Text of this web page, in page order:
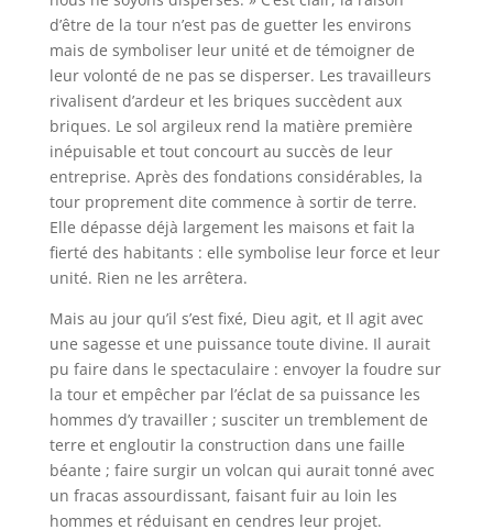
d’être de la tour n’est pas de guetter les environs
mais de symboliser leur unité et de témoigner de
leur volonté de ne pas se disperser. Les travailleurs
rivalisent d’ardeur et les briques succèdent aux
briques. Le sol argileux rend la matière première
inépuisable et tout concourt au succès de leur
entreprise. Après des fondations considérables, la
tour proprement dite commence à sortir de terre.
Elle dépasse déjà largement les maisons et fait la
fierté des habitants : elle symbolise leur force et leur
unité. Rien ne les arrêtera.
Mais au jour qu’il s’est fixé, Dieu agit, et Il agit avec
une sagesse et une puissance toute divine. Il aurait
pu faire dans le spectaculaire : envoyer la foudre sur
la tour et empêcher par l’éclat de sa puissance les
hommes d’y travailler ; susciter un tremblement de
terre et engloutir la construction dans une faille
béante ; faire surgir un volcan qui aurait tonné avec
un fracas assourdissant, faisant fuir au loin les
hommes et réduisant en cendres leur projet.